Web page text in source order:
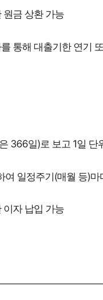
원금 상환 가능
통해 대출기한 연기
366일)로 보고 1일 단
여 일정주기(매월 등)
이자 납입 가능